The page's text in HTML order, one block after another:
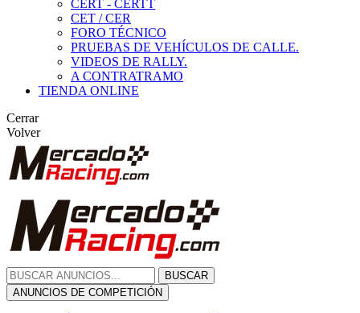
CERT - CERTT
CET / CER
FORO TÉCNICO
PRUEBAS DE VEHÍCULOS DE CALLE.
VIDEOS DE RALLY.
A CONTRATRAMO
TIENDA ONLINE
Cerrar
Volver
BUSCAR
ANUNCIOS DE COMPETICIÓN